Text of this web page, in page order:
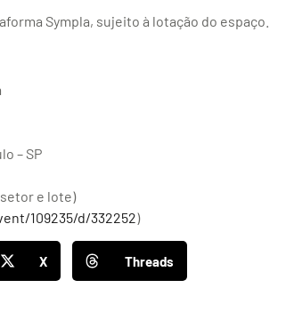
Sympla, sujeito à lotação do espaço.
– SP
e lote)
109235/d/332252)
X Threads